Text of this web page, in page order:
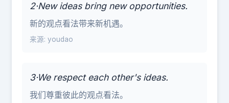
2·New ideas bring new opportunities.
新的观点看法带来新机遇。
来源: youdao
3·We respect each other's ideas.
我们尊重彼此的观点看法。